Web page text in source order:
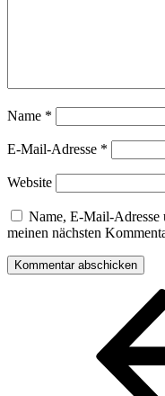
Name *
E-Mail-Adresse *
Website
Name, E-Mail-Adresse
meinen nächsten